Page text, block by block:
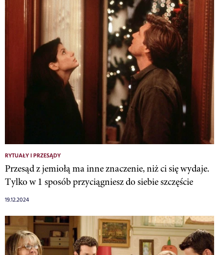
RYTUAŁY I PRZESĄDY
Przesąd z jemiołą ma inne znaczenie, niż ci się wydaje.
Tylko w 1 sposób przyciągniesz do siebie szczęście
19.12.2024